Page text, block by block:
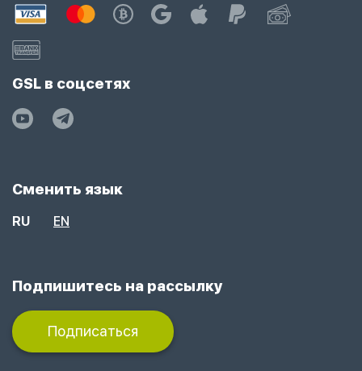
GSL в соцсетях
Сменить язык
RU EN
Подпишитесь на рассылку
Подписаться